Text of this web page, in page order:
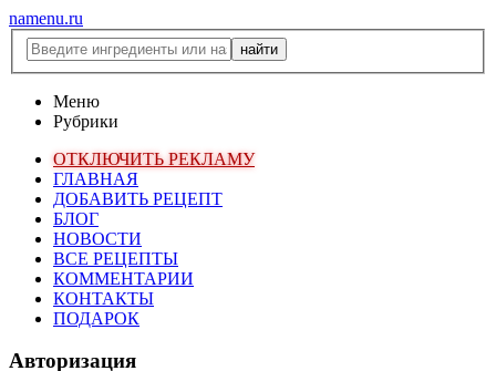
namenu.ru
Меню
Рубрики
ОТКЛЮЧИТЬ РЕКЛАМУ
ГЛАВНАЯ
ДОБАВИТЬ РЕЦЕПТ
БЛОГ
НОВОСТИ
ВСЕ РЕЦЕПТЫ
КОММЕНТАРИИ
КОНТАКТЫ
ПОДАРОК
Авторизация